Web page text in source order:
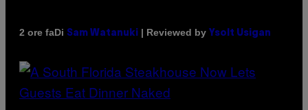
2 ore faDi Sam Watanuki | Reviewed by Ysolt Usigan